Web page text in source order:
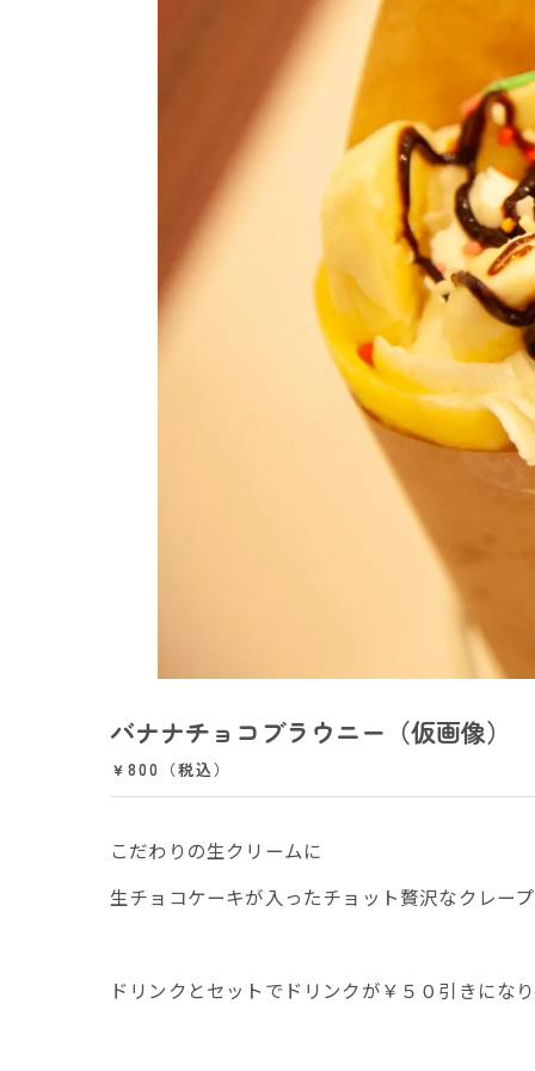
バナナチョコブラウニー（仮画像）
￥800（税込）
こだわりの生クリームに
生チョコケーキが入ったチョット贅沢なクレープ
ドリンクとセットでドリンクが￥５０引きにな